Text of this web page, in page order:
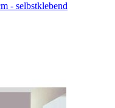
- selbstklebend